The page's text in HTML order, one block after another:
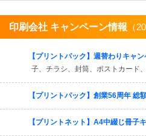
印刷会社 キャンペーン情報 （
【プリントパック】週替わりキャ
子、チラシ、封筒、ポストカード
【プリントパック】創業56周年 総
【プリントネット】A4中綴じ冊子